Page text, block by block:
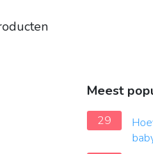
Meest
29